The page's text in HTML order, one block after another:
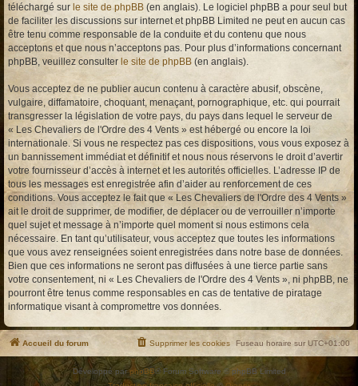
téléchargé sur le site de phpBB (en anglais). Le logiciel phpBB a pour seul but
de faciliter les discussions sur internet et phpBB Limited ne peut en aucun cas
être tenu comme responsable de la conduite et du contenu que nous
acceptons et que nous n’acceptons pas. Pour plus d’informations concernant
phpBB, veuillez consulter le site de phpBB (en anglais).
Vous acceptez de ne publier aucun contenu à caractère abusif, obscène,
vulgaire, diffamatoire, choquant, menaçant, pornographique, etc. qui pourrait
transgresser la législation de votre pays, du pays dans lequel le serveur de
« Les Chevaliers de l'Ordre des 4 Vents » est hébergé ou encore la loi
internationale. Si vous ne respectez pas ces dispositions, vous vous exposez à
un bannissement immédiat et définitif et nous nous réservons le droit d’avertir
votre fournisseur d’accès à internet et les autorités officielles. L’adresse IP de
tous les messages est enregistrée afin d’aider au renforcement de ces
conditions. Vous acceptez le fait que « Les Chevaliers de l'Ordre des 4 Vents »
ait le droit de supprimer, de modifier, de déplacer ou de verrouiller n’importe
quel sujet et message à n’importe quel moment si nous estimons cela
nécessaire. En tant qu’utilisateur, vous acceptez que toutes les informations
que vous avez renseignées soient enregistrées dans notre base de données.
Bien que ces informations ne seront pas diffusées à une tierce partie sans
votre consentement, ni « Les Chevaliers de l'Ordre des 4 Vents », ni phpBB, ne
pourront être tenus comme responsables en cas de tentative de piratage
informatique visant à compromettre vos données.
Accueil du forum Fuseau horaire surUTC+01:00
Supprimer les cookies
Développé parphpBB® Forum Software © phpBB Limited